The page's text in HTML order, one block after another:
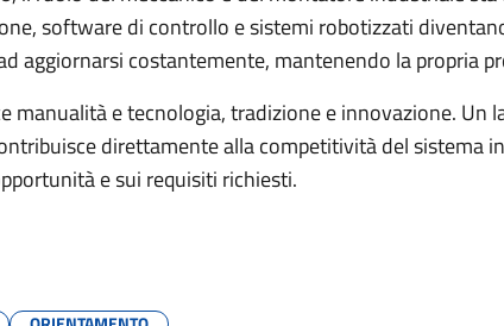
software di controllo e sistemi robotizzati
aggiornarsi costantemente, mantenendo la propria
manualità e tecnologia, tradizione e innovazione. Un
direttamente alla competitività del sistema
e sui requisiti richiesti.